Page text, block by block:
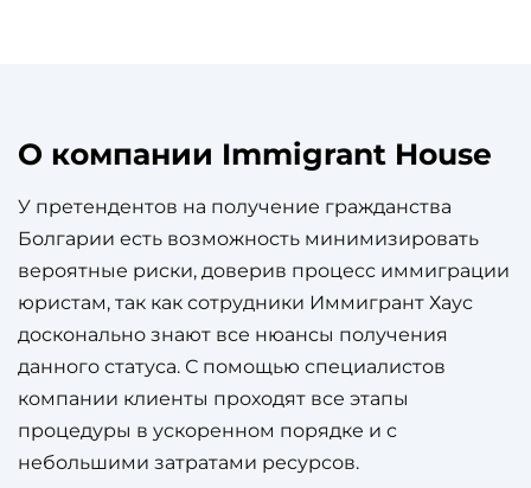
О компании Immigrant House
У претендентов на получение гражданства
Болгарии есть возможность минимизировать
вероятные риски, доверив процесс иммиграции
юристам, так как сотрудники Иммигрант Хаус
досконально знают все нюансы получения
данного статуса. С помощью специалистов
компании клиенты проходят все этапы
процедуры в ускоренном порядке и с
небольшими затратами ресурсов.